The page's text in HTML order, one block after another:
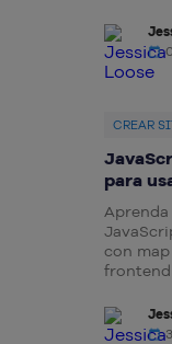
CREAR
para
con
frontend